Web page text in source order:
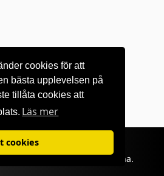
cookies för att
bästa upplevelsen på
tillåta cookies att
Läs mer
cookies
Ltd. Alla rättigheter förbehållna.